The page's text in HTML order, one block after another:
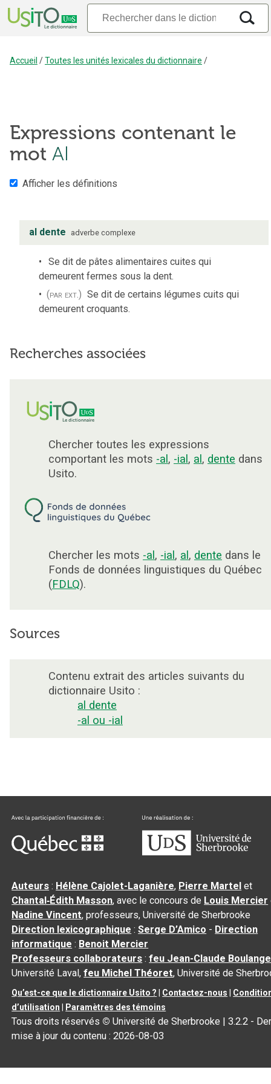
Accueil /Toutes les unités lexicales du dictionnaire /
Expressions contenant le
mot Al
Afficher les définitions
al dente adverbe complexe
Se dit de pâtes alimentaires cuites qui
demeurent fermes sous la dent.
(par ext.) Se dit de certains légumes cuits qui
demeurent croquants.
Recherches associées
Chercher toutes les expressions
comportant les mots -al , -ial , al , dente dans
Usito.
Chercher les mots -al , -ial , al , dente dans le
Fonds de données linguistiques du Québec
(FDLQ).
Sources
Contenu extrait des articles suivants du
dictionnaire Usito :
al dente
-al ou -ial
Auteurs : Hélène Cajolet-Laganière, Pierre Martel et
Chantal‑Édith Masson, avec le concours de Louis Mercier
Nadine Vincent, professeurs, Université de Sherbrooke
Direction lexicographique :Serge D’Amico - Direction
informatique : Benoit Mercier
Professeurs collaborateurs :feu Jean-Claude
Université Laval,feu Michel Théoret, Université de
Qu’est-ce que le dictionnaire Usito ? Contactez-nous
d’utilisation
Paramètres des témoins
Tous droits réservés © Université de Sherbrooke |3.2.2 -
mise à jour du contenu :2026-08-03